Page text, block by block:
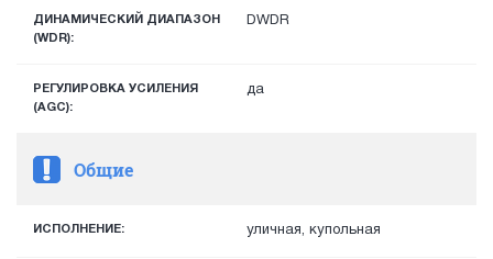
ДИНАМИЧЕСКИЙ ДИАПАЗОН
(WDR):
DWDR
РЕГУЛИРОВКА УСИЛЕНИЯ
(AGC):
да
Общие
ИСПОЛНЕНИЕ: уличная, купольная